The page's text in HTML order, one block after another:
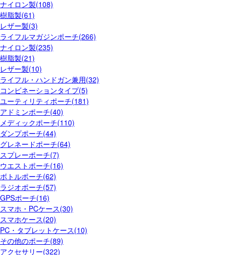
ナイロン製(108)
樹脂製(61)
レザー製(3)
ライフルマガジンポーチ(266)
ナイロン製(235)
樹脂製(21)
レザー製(10)
ライフル・ハンドガン兼用(32)
コンビネーションタイプ(5)
ユーティリティポーチ(181)
アドミンポーチ(40)
メディックポーチ(110)
ダンプポーチ(44)
グレネードポーチ(64)
スプレーポーチ(7)
ウエストポーチ(16)
ボトルポーチ(62)
ラジオポーチ(57)
GPSポーチ(16)
スマホ・PCケース(30)
スマホケース(20)
PC・タブレットケース(10)
その他のポーチ(89)
アクセサリー(322)